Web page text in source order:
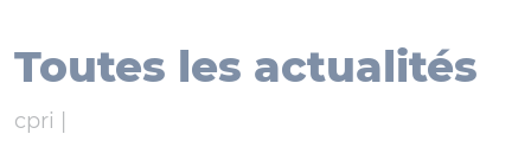
Toutes les actualités
cpri |